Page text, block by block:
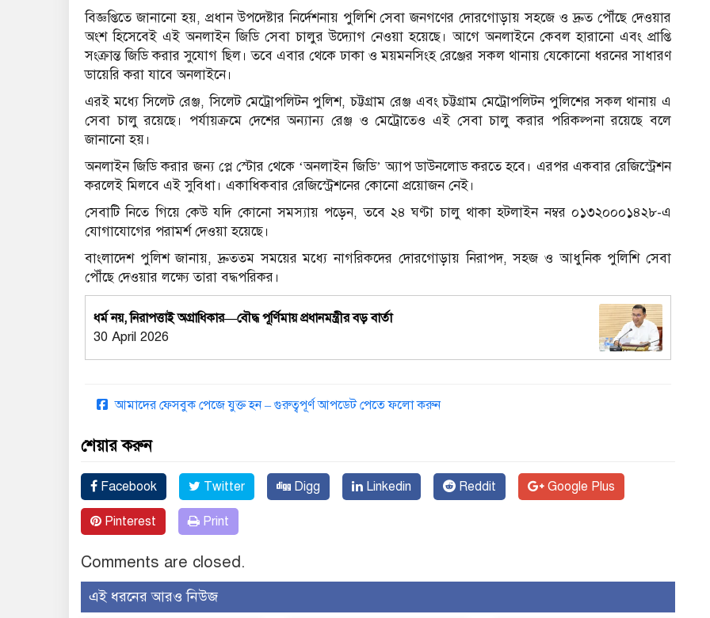
বিজ্ঞপ্তিতে জানানো হয়, প্রধান উপদেষ্টার নির্দেশনায় পুলিশি সেবা জনগণের দোরগোড়ায় সহজে ও দ্রুত পৌঁছে দেওয়ার
অংশ হিসেবেই এই অনলাইন জিডি সেবা চালুর উদ্যোগ নেওয়া হয়েছে। আগে অনলাইনে কেবল হারানো এবং প্রাপ্তি
সংক্রান্ত জিডি করার সুযোগ ছিল। তবে এবার থেকে ঢাকা ও ময়মনসিংহ রেঞ্জের সকল থানায় যেকোনো ধরনের সাধারণ
ডায়েরি করা যাবে অনলাইনে।
এরই মধ্যে সিলেট রেঞ্জ, সিলেট মেট্রোপলিটন পুলিশ, চট্টগ্রাম রেঞ্জ এবং চট্টগ্রাম মেট্রোপলিটন পুলিশের সকল থানায় এ
সেবা চালু রয়েছে। পর্যায়ক্রমে দেশের অন্যান্য রেঞ্জ ও মেট্রোতেও এই সেবা চালু করার পরিকল্পনা রয়েছে বলে
জানানো হয়।
অনলাইন জিডি করার জন্য প্লে স্টোর থেকে ‘অনলাইন জিডি’ অ্যাপ ডাউনলোড করতে হবে। এরপর একবার রেজিস্ট্রেশন
করলেই মিলবে এই সুবিধা। একাধিকবার রেজিস্ট্রেশনের কোনো প্রয়োজন নেই।
সেবাটি নিতে গিয়ে কেউ যদি কোনো সমস্যায় পড়েন, তবে ২৪ ঘণ্টা চালু থাকা হটলাইন নম্বর ০১৩২০০০১৪২৮-এ
যোগাযোগের পরামর্শ দেওয়া হয়েছে।
বাংলাদেশ পুলিশ জানায়, দ্রুততম সময়ের মধ্যে নাগরিকদের দোরগোড়ায় নিরাপদ, সহজ ও আধুনিক পুলিশি সেবা
পৌঁছে দেওয়ার লক্ষ্যে তারা বদ্ধপরিকর।
ধর্ম নয়, নিরাপত্তাই অগ্রাধিকার—বৌদ্ধ পূর্ণিমায় প্রধানমন্ত্রীর বড় বার্তা
30 April 2026
আমাদের ফেসবুক পেজে যুক্ত হন – গুরুত্বপূর্ণ আপডেট পেতে ফলো করুন
শেয়ার করুন
Facebook Twitter Digg Linkedin Reddit Google Plus
Pinterest Print
Comments are closed.
এই ধরনের আরও নিউজ